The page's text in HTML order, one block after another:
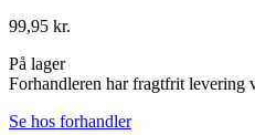
99,95 kr.
På lager
Forhandleren har fragtfrit
Se hos forhandler